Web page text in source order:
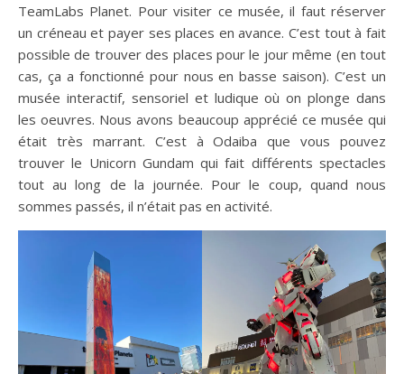
TeamLabs Planet. Pour visiter ce musée, il faut réserver
un créneau et payer ses places en avance. C’est tout à fait
possible de trouver des places pour le jour même (en tout
cas, ça a fonctionné pour nous en basse saison). C’est un
musée interactif, sensoriel et ludique où on plonge dans
les oeuvres. Nous avons beaucoup apprécié ce musée qui
était très marrant. C’est à Odaiba que vous pouvez
trouver le Unicorn Gundam qui fait différents spectacles
tout au long de la journée. Pour le coup, quand nous
sommes passés, il n’était pas en activité.